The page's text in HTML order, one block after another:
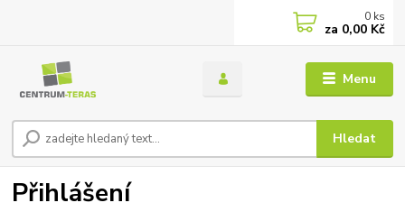
Menu
Hledat
0 ks
za 0,00 Kč
Přihlášení